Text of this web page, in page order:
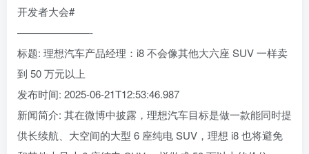
开发者大会#
———————-
标题: 理想汽车产品经理：i8 不会像其他大六座 SUV 一样卖
到 50 万元以上
发布时间: 2025-06-21T12:53:46.987
新闻简介: 其在微博中披露，理想汽车目标是做一款能同时提
供长续航、大空间的大型 6 座纯电 SUV，理想 i8 也将避免